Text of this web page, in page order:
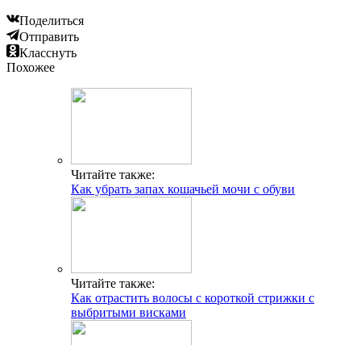
Поделиться
Отправить
Класснуть
Похожее
Читайте также:
Как убрать запах кошачьей мочи с обуви
Читайте также:
Как отрастить волосы с короткой стрижки с
выбритыми висками